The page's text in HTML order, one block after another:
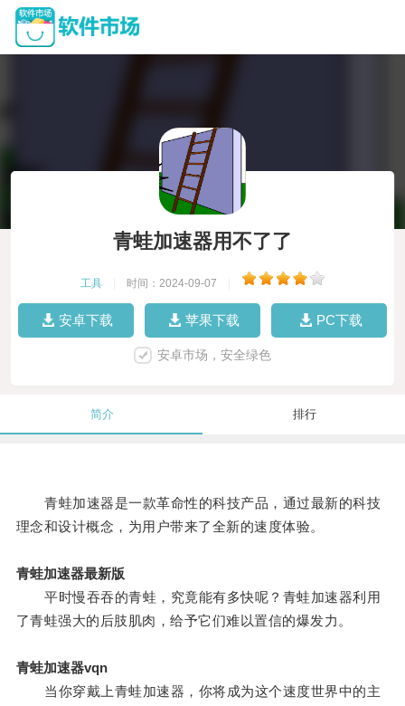
青蛙加速器用不了了
工具 时间：2024-09-07
安卓下载 苹果下载 PC下载
安卓市场，安全绿色
简介 排行
青蛙加速器是一款革命性的科技产品，通过最新的科技
理念和设计概念，为用户带来了全新的速度体验。
青蛙加速器最新版
平时慢吞吞的青蛙，究竟能有多快呢？青蛙加速器利用
了青蛙强大的后肢肌肉，给予它们难以置信的爆发力。
青蛙加速器vqn
当你穿戴上青蛙加速器，你将成为这个速度世界中的主